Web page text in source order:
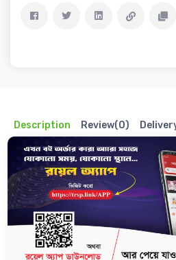
Description Review(0)
ডাইভেনশন বিজ্ঞান সাময়িকী - মে ২০২৫ সংস্করণ
বিজ্ঞান জগতের মজাদার তথ্য, নিত্যনতুন আবিষ্কার
নিয়ে প্রতি মাসে প্রকাশিত হচ্ছে আমাদের